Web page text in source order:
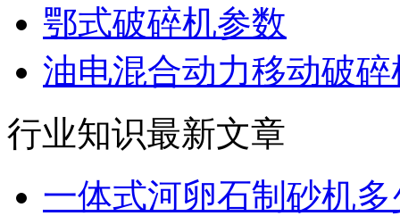
鄂式破碎机参数
油电混合动力移动破
行业知识最新文章
一体式河卵石制砂机